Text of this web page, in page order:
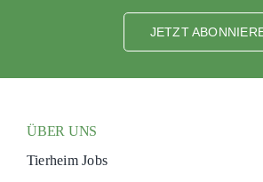
JETZT
ÜBER UNS
Tierheim Jobs